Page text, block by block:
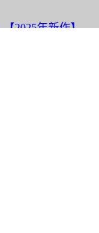
年新作】
2025年新作】
新作】